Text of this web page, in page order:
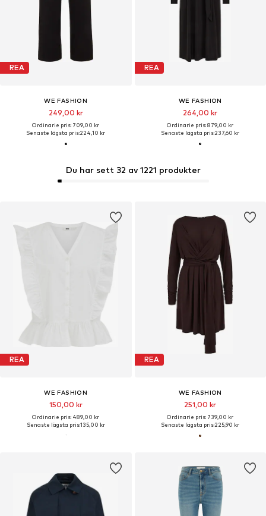
Du har sett 32 av 1221 produkter
REA
WE FASHION
249,00 kr
Ordinarie pris: 709,00 kr
Senaste lägsta pris:224,10 kr
REA
WE FASHION
264,00 kr
Ordinarie pris: 879,00 kr
Senaste lägsta pris:237,60 kr
REA
WE FASHION
150,00 kr
Ordinarie pris: 489,00 kr
Senaste lägsta pris:135,00 kr
REA
WE FASHION
251,00 kr
Ordinarie pris: 739,00 kr
Senaste lägsta pris:225,90 kr